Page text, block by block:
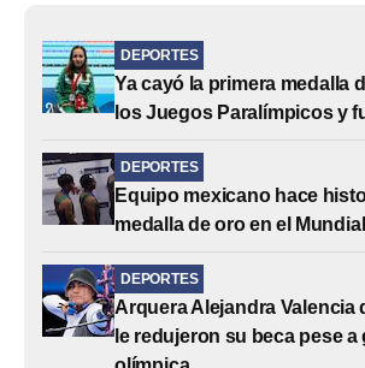
DEPORTES
Ya cayó la primera medalla
los Juegos Paralímpicos y
DEPORTES
Equipo mexicano hace
medalla de oro en el
DEPORTES
Arquera Alejandra Valencia
le redujeron su beca pese a